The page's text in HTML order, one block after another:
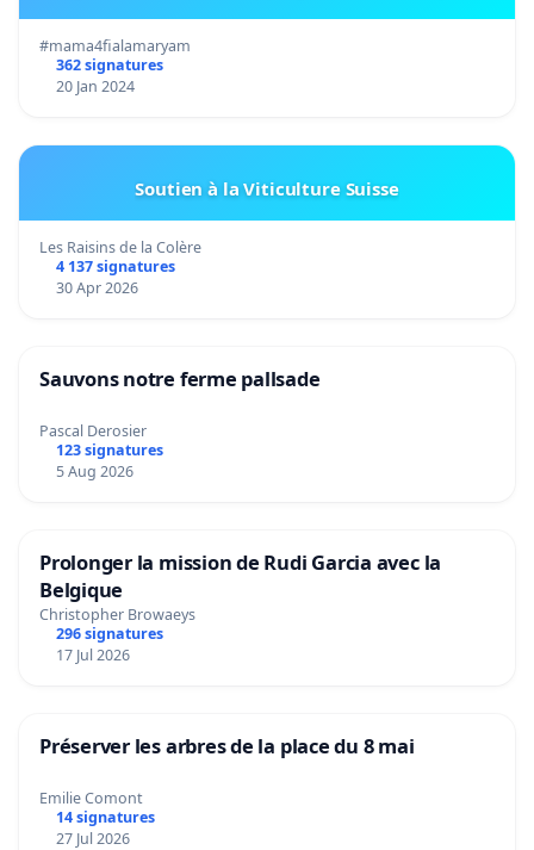
#mama4fialamaryam
362 signatures
20 Jan 2024
Soutien à la Viticulture Suisse
Les Raisins de la Colère
4 137 signatures
30 Apr 2026
Sauvons notre ferme pallsade
Pascal Derosier
123 signatures
5 Aug 2026
Prolonger la mission de Rudi Garcia avec la
Belgique
Christopher Browaeys
296 signatures
17 Jul 2026
Préserver les arbres de la place du 8 mai
Emilie Comont
14 signatures
27 Jul 2026